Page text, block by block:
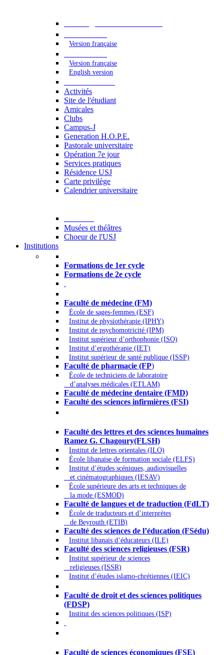
Version française
Version française
English version
Activités
Site de l'étudiant
Amicales
Clubs
Campus-J
Generation H.O.P.E.
Pastorale universitaire
Opération 7e jour
Services pratiques
Résidence USJ
Carte privilège
Calendrier universitaire
Musées et théâtres
Choeur de l'USJ
Institutions
Formations de 1er cycle
Formations de 2e cycle
Faculté de médecine (FM)
École de sages-femmes (ESF)
Institut de physiothérapie (IPHY)
Institut de psychomotricité (IPM)
Institut supérieur d’orthophonie (ISO)
Institut d’ergothérapie (IET)
Institut supérieur de santé publique (ISSP)
Faculté de pharmacie (FP)
École de techniciens de laboratoire
d’analyses médicales (ETLAM)
Faculté de médecine dentaire (FMD)
Faculté des sciences infirmières (FSI)
Faculté des lettres et des sciences humaines
Ramez G. Chagoury(FLSH)
Institut de lettres orientales (ILO)
École libanaise de formation sociale (ELFS)
Institut d’études scéniques, audiovisuelles
et cinématographiques (IESAV)
École supérieure des arts et techniques de
la mode (ESMOD)
Faculté de langues et de traduction (FdLT)
École de traducteurs et d’interprètes
de Beyrouth (ETIB)
Faculté des sciences de l’éducation (FSédu)
Institut libanais d’éducateurs (ILE)
Faculté des sciences religieuses (FSR)
Institut supérieur de sciences
religieuses (ISSR)
Institut d’études islamo-chrétiennes (IEIC)
Faculté de droit et des sciences politiques
(FDSP)
Institut des sciences politiques (ISP)
Faculté de sciences économiques (FSE)